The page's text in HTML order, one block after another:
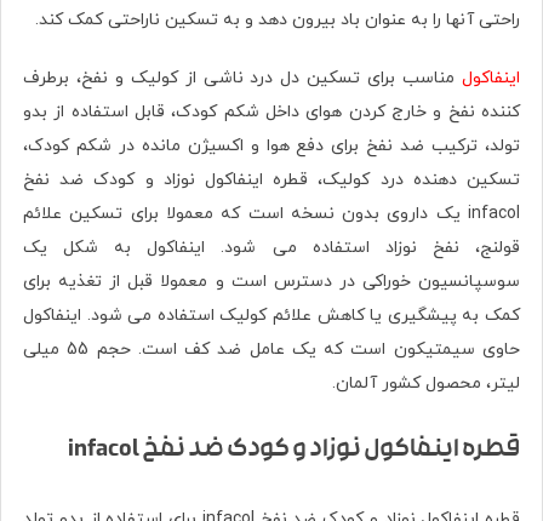
راحتی آنها را به عنوان باد بیرون دهد و به تسکین ناراحتی کمک کند.
اینفاکول مناسب برای تسکین دل درد ناشی از کولیک و نفخ، برطرف
کننده نفخ و خارج کردن هوای داخل شکم کودک، قابل استفاده از بدو
تولد، ترکیب ضد نفخ برای دفع هوا و اکسیژن مانده در شکم کودک،
تسکین دهنده درد کولیک، قطره اینفاکول نوزاد و کودک ضد نفخ
infacol یک داروی بدون نسخه است که معمولا برای تسکین علائم
قولنج، نفخ نوزاد استفاده می شود. اینفاکول به شکل یک
سوسپانسیون خوراکی در دسترس است و معمولا قبل از تغذیه برای
کمک به پیشگیری یا کاهش علائم کولیک استفاده می شود. اینفاکول
حاوی سیمتیکون است که یک عامل ضد کف است. حجم 55 میلی
لیتر، محصول کشور آلمان.
قطره اینفاکول نوزاد و کودک ضد نفخ infacol